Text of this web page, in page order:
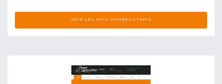
VOIR LES AVIS MONBEAUTAPIS